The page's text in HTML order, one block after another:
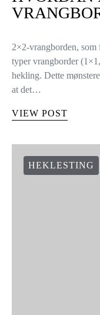
2×2-vrangborden, som
typer vrangborder
hekling. Dette
at det…
VIEW POST
HEKLESTING